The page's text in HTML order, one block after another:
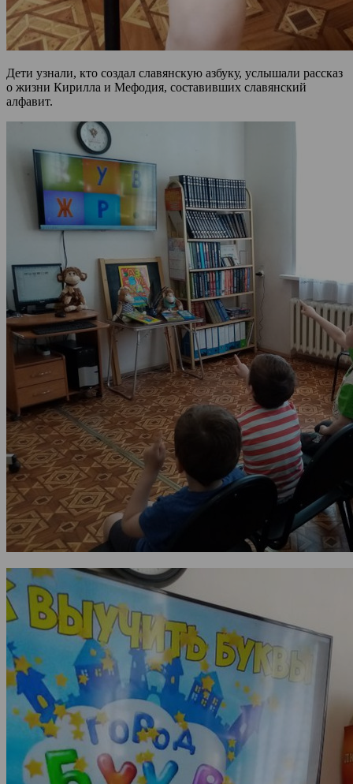
Дети узнали, кто создал славянскую азбуку, услышали рассказ
о жизни Кирилла и Мефодия, составивших славянский
алфавит.